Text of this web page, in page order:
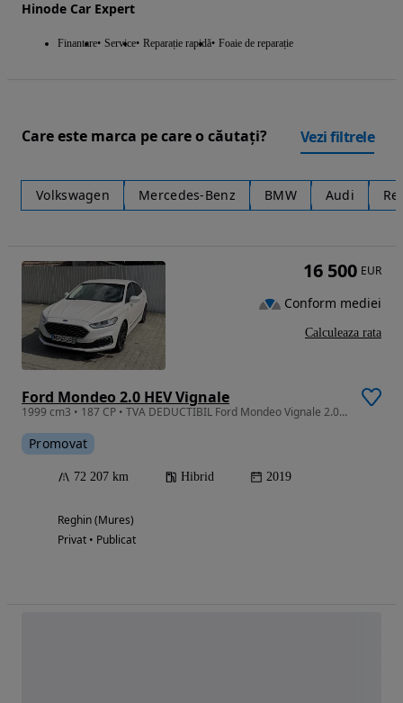
Hinode Car Expert
Finantare Service Reparație rapidă Foaie de reparație
Care este marca pe care o căutați? Vezi filtrele
Volkswagen Mercedes-Benz BMW Audi
Ford Mondeo 2.0 HEV Vignale
1999 cm3 • 187 CP • TVA DEDUCTIBIL Ford Mondeo Vignale 2.0 Hybrid (FHEV) - 72.200 km
Promovat
72 207 km Hibrid 2019
Reghin (Mures)
Privat • Publicat
16 500 EUR
Conform mediei
Calculeaza rata